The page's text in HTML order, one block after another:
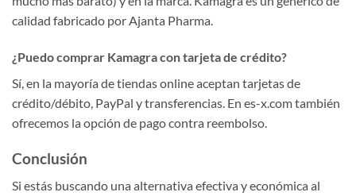
calidad fabricado por Ajanta Pharma.
¿Puedo comprar Kamagra con tarjeta de crédito?
Sí, en la mayoría de tiendas online aceptan tarjetas de
crédito/débito, PayPal y transferencias. En es-x.com también
ofrecemos la opción de pago contra reembolso.
Conclusión
Si estás buscando una alternativa efectiva y económica al